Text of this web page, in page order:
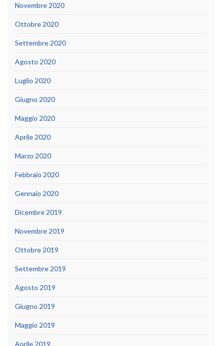
Novembre 2020
Ottobre 2020
Settembre 2020
Agosto 2020
Luglio 2020
Giugno 2020
Maggio 2020
Aprile 2020
Marzo 2020
Febbraio 2020
Gennaio 2020
Dicembre 2019
Novembre 2019
Ottobre 2019
Settembre 2019
Agosto 2019
Giugno 2019
Maggio 2019
Aprile 2019